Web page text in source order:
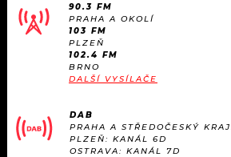
90.3 FM
PRAHA A OKOLÍ
103 FM
PLZEŇ
102.4 FM
BRNO
DALŠÍ VYSÍLAČE
DAB
PRAHA A STŘEDOČESKÝ
PLZEŇ: KANÁL 6D
OSTRAVA: KANÁL 7D